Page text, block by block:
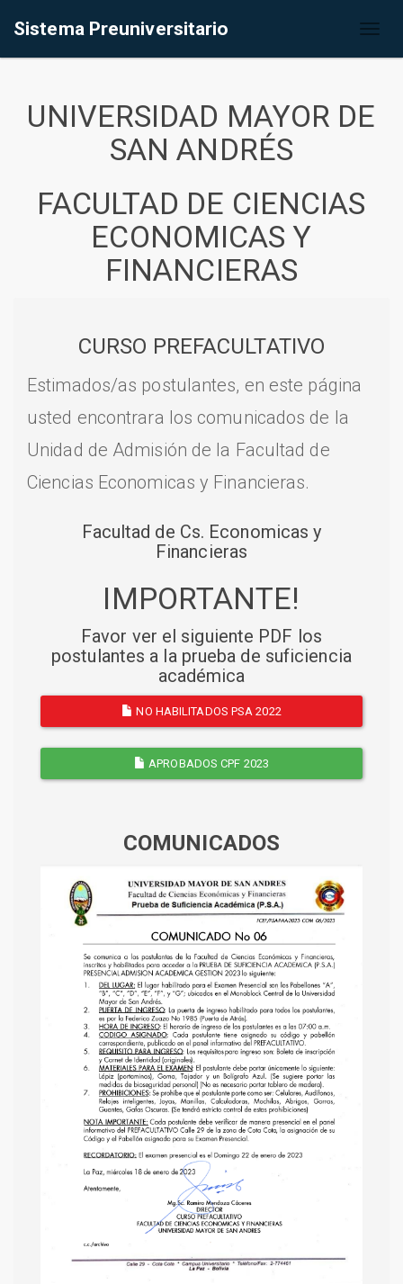
Sistema Preuniversitario
UNIVERSIDAD MAYOR DE
SAN ANDRÉS
FACULTAD DE CIENCIAS
ECONOMICAS Y
FINANCIERAS
CURSO PREFACULTATIVO
Estimados/as postulantes, en este página
usted encontrara los comunicados de la
Unidad de Admisión de la Facultad de
Ciencias Economicas y Financieras.
Facultad de Cs. Economicas y
Financieras
IMPORTANTE!
Favor ver el siguiente PDF los
postulantes a la prueba de suficiencia
académica
NO HABILITADOS PSA 2022
APROBADOS CPF 2023
COMUNICADOS